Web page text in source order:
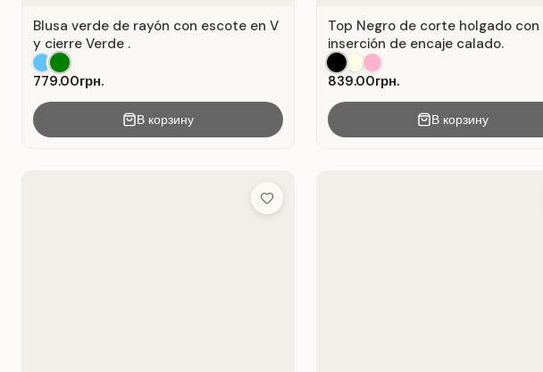
Blusa verde de rayón con escote en V
y cierre Verde .
779.00грн.
В корзину
Top Negro de corte holgado con
inserción de encaje calado.
839.00грн.
В корзину
Add to Wish List